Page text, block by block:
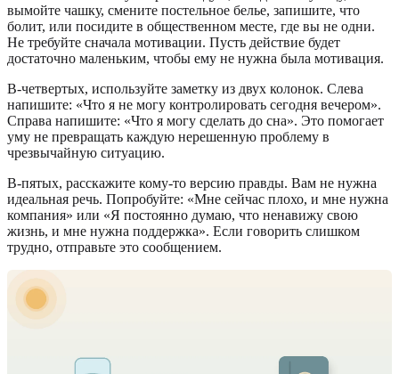
вымойте чашку, смените постельное белье, запишите, что
болит, или посидите в общественном месте, где вы не одни.
Не требуйте сначала мотивации. Пусть действие будет
достаточно маленьким, чтобы ему не нужна была мотивация.
В-четвертых, используйте заметку из двух колонок. Слева
напишите: «Что я не могу контролировать сегодня вечером».
Справа напишите: «Что я могу сделать до сна». Это помогает
уму не превращать каждую нерешенную проблему в
чрезвычайную ситуацию.
В-пятых, расскажите кому-то версию правды. Вам не нужна
идеальная речь. Попробуйте: «Мне сейчас плохо, и мне нужна
компания» или «Я постоянно думаю, что ненавижу свою
жизнь, и мне нужна поддержка». Если говорить слишком
трудно, отправьте это сообщением.